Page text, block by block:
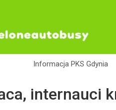
Informacja PKS Gdynia
internauci